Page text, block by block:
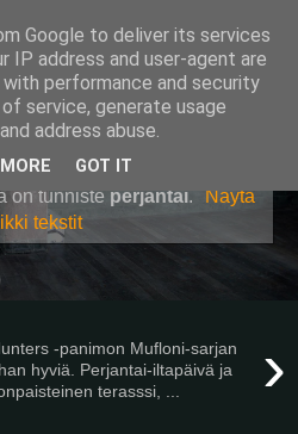
on tunniste perjantai.
Näytä
tekstit
›
-panimon Mufloni-sarjan
hyviä. Perjantai-iltapäivä ja
terasssi, ...
Google to deliver its services
IP address and user-agent are
performance and security
service, generate usage
address abuse.
GOT IT